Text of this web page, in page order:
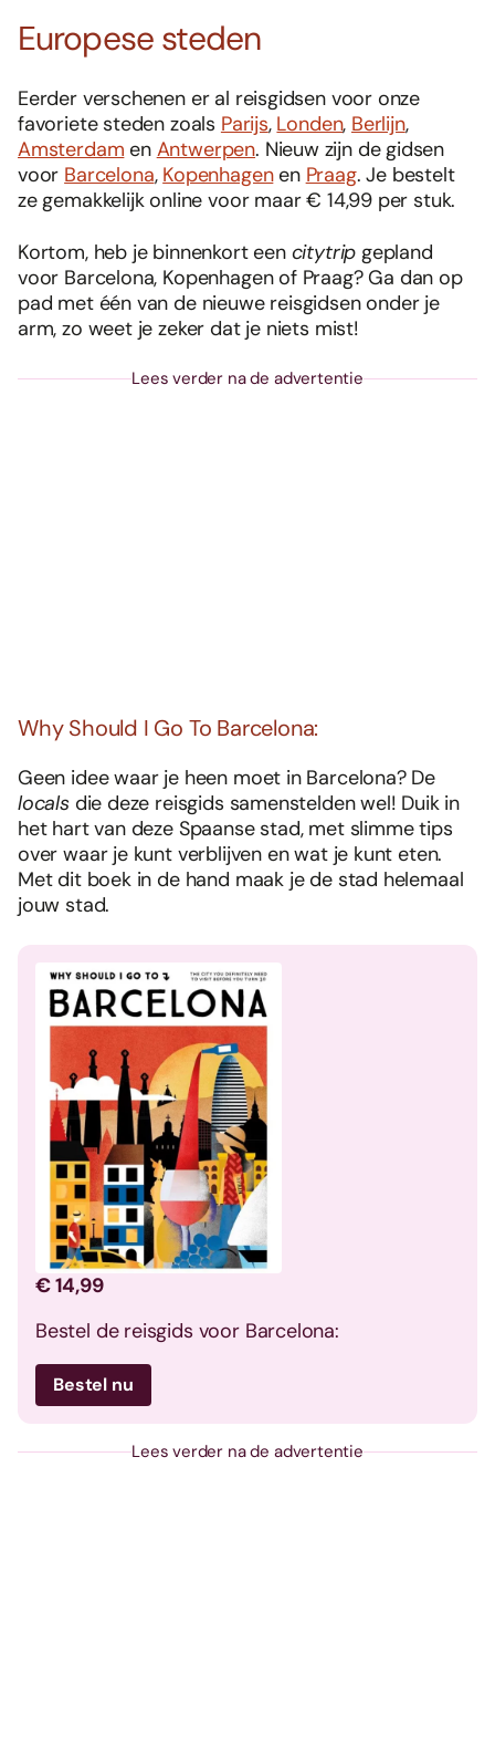
Europese steden
Eerder verschenen er al reisgidsen voor onze
favoriete steden zoals Parijs, Londen, Berlijn,
Amsterdam en Antwerpen. Nieuw zijn de gidsen
voor Barcelona, Kopenhagenen Praag. Je bestelt
ze gemakkelijk online voor maar € 14,99 per stuk.
Kortom, heb je binnenkort een citytrip gepland
voor Barcelona, Kopenhagen of Praag? Ga dan op
pad met één van de nieuwe reisgidsen onder je
arm, zo weet je zeker dat je niets mist!
Lees verder na de advertentie
Why Should I Go To Barcelona:
Geen idee waar je heen moet in Barcelona? De
locals die deze reisgids samenstelden wel! Duik in
het hart van deze Spaanse stad, ​​met slimme tips
over waar je kunt verblijven en wat je kunt eten.
Met dit boek in de hand maak je de stad helemaal
jouw stad.
€ 14,99
Bestel de reisgids voor Barcelona:
Bestel nu
Lees verder na de advertentie